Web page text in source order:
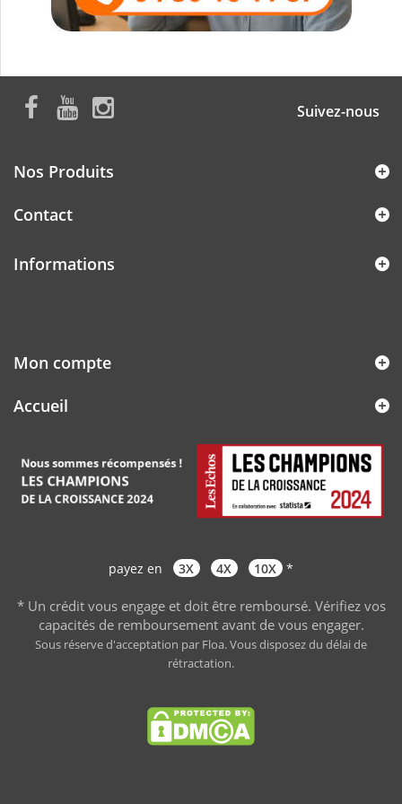
Suivez-nous
Nos Produits
Contact
Informations
Mon compte
Accueil
payez en 3X 4X 10X *
* Un crédit vous engage et doit être remboursé. Vérifiez vos
capacités de remboursement avant de vous engager.
Sous réserve d'acceptation par Floa. Vous disposez du délai de
rétractation.